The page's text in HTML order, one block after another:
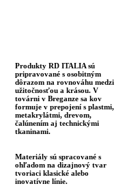
Produkty RD ITALIA sú
pripravované s osobitným
dôrazom na rovnováhu medzi
užitočnosťou a krásou. V
továrni v Breganze sa kov
formuje v prepojení s plastmi,
metakrylátmi, drevom,
čalúnením aj technickými
tkaninami.
Materiály sú spracované s
ohľadom na dizajnový tvar
tvoriaci klasické alebo
inovatívne línie.